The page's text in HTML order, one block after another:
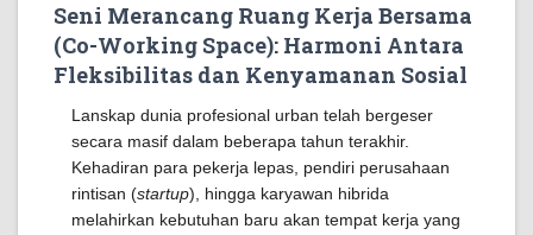
Seni Merancang Ruang Kerja Bersama
(Co-Working Space): Harmoni Antara
Fleksibilitas dan Kenyamanan Sosial
Lanskap dunia profesional urban telah bergeser
secara masif dalam beberapa tahun terakhir.
Kehadiran para pekerja lepas, pendiri perusahaan
rintisan (startup), hingga karyawan hibrida
melahirkan kebutuhan baru akan tempat kerja yang